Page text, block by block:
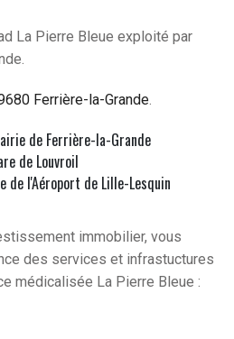
La Pierre Bleue exploité par
Ferrière-la-Grande.
de Ferrière-la-Grande
de Louvroil
de l'Aéroport de Lille-Lesquin
immobilier, vous
des services et infrastuctures
médicalisée La Pierre Bleue :